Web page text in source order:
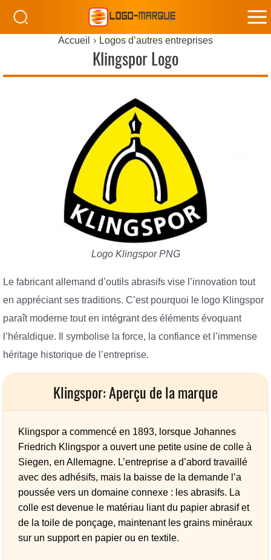
Accueil Logos d’autres entreprises
Klingspor Logo
Logo Klingspor PNG
Le fabricant allemand d’outils abrasifs vise l’innovation tout
en appréciant ses traditions. C’est pourquoi le logo Klingspor
paraît moderne tout en intégrant des éléments évoquant
l’héraldique. Il symbolise la force, la confiance et l’immense
héritage historique de l’entreprise.
Klingspor: Aperçu de la marque
Klingspor a commencé en 1893, lorsque Johannes
Friedrich Klingspor a ouvert une petite usine de colle à
Siegen, en Allemagne. L’entreprise a d’abord travaillé
avec des adhésifs, mais la baisse de la demande l’a
poussée vers un domaine connexe : les abrasifs. La
colle est devenue le matériau liant du papier abrasif et
de la toile de ponçage, maintenant les grains minéraux
sur un support en papier ou en textile.